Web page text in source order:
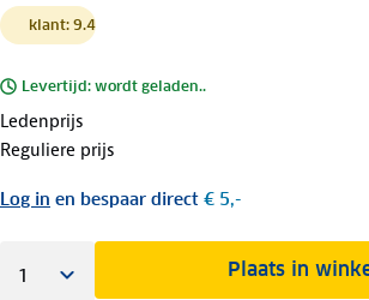
klant: 9.4
Levertijd: wordt geladen..
Ledenprijs
Reguliere prijs
Log in en bespaar direct € 5,-
Plaats in